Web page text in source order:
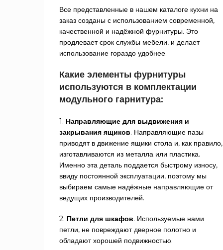
Все представленные в нашем каталоге кухни на
заказ созданы с использованием современной,
качественной и надёжной фурнитуры. Это
продлевает срок службы мебели, и делает
использование гораздо удобнее.
Какие элементы фурнитуры
используются в комплектации
модульного гарнитура:
1. Направляющие для выдвижения и
закрывания ящиков. Направляющие пазы
приводят в движение ящики стола и, как правило,
изготавливаются из металла или пластика.
Именно эта деталь поддается быстрому износу,
ввиду постоянной эксплуатации, поэтому мы
выбираем самые надёжные направляющие от
ведущих производителей.
2. Петли для шкафов. Используемые нами
петли, не повреждают дверное полотно и
обладают хорошей подвижностью.